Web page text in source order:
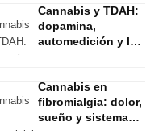
Cannabis y TDAH:
dopamina,
automedición y lo
Cannabis en
fibromialgia: dolor,
sueño y sistema